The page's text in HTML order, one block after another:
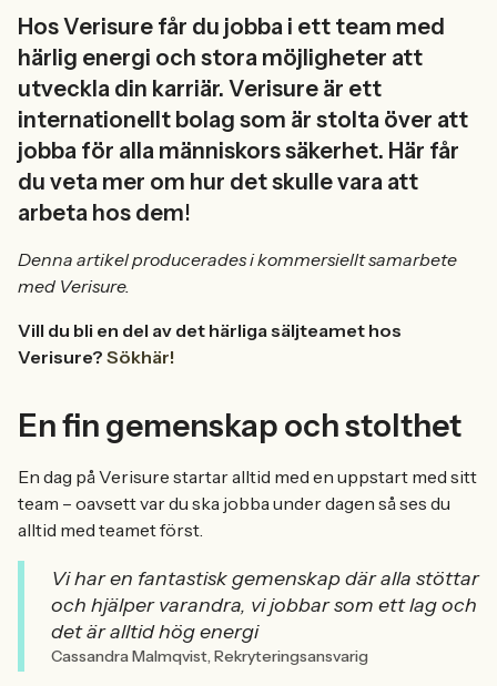
Hos Verisure får du jobba i ett team med
härlig energi och stora möjligheter att
utveckla din karriär. Verisure är ett
internationellt bolag som är stolta över att
jobba för alla människors säkerhet. Här får
du veta mer om hur det skulle vara att
arbeta hos dem!
Denna artikel producerades i kommersiellt samarbete
med Verisure.
Vill du bli en del av det härliga säljteamet hos
Verisure? Sökhär!
En fin gemenskap och stolthet
En dag på Verisure startar alltid med en uppstart med sitt
team – oavsett var du ska jobba under dagen så ses du
alltid med teamet först.
Vi har en fantastisk gemenskap där alla stöttar
och hjälper varandra, vi jobbar som ett lag och
det är alltid hög energi
Cassandra Malmqvist, Rekryteringsansvarig